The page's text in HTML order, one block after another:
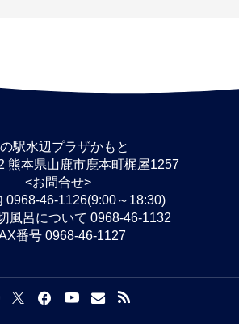
駅水辺プラザかもと
熊本県山鹿市鹿本町梶屋1257
<お問合せ>
0968-46-1126(9:00～18:30)
風呂について 0968-46-1132
番号 0968-46-1127